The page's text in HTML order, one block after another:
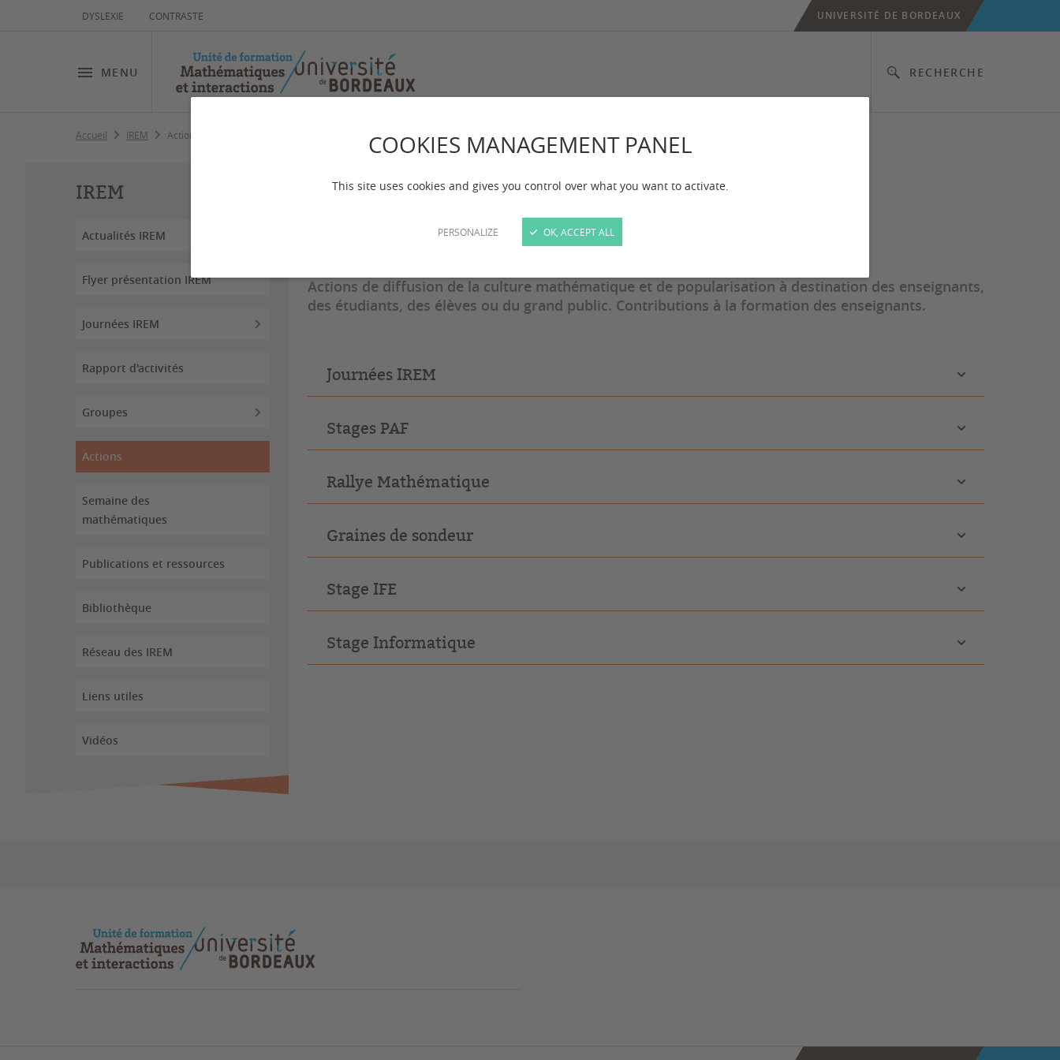
COOKIES MANAGEMENT PANEL
This site uses cookies and gives you control over what you want to activate.
PERSONALIZE OK, ACCEPT ALL
DYSLEXIE CONTRASTE
MENU RECHERCHE
UNIVERSITÉ DE BORDEAUX
Accueil IREM Actions
IREM
Actualités IREM
Flyer présentation IREM
Journées IREM
Rapport d'activités
Groupes
Actions
Semaine des
mathématiques
Publications et ressources
Bibliothèque
Réseau des IREM
Liens utiles
Vidéos
Actions
le 18/12/2023
Actions de diffusion de la culture mathématique et de popularisation à destination des enseignants,
des étudiants, des élèves ou du grand public. Contributions à la formation des enseignants.
Journées IREM
Stages PAF
Rallye Mathématique
Graines de sondeur
Stage IFE
Stage Informatique